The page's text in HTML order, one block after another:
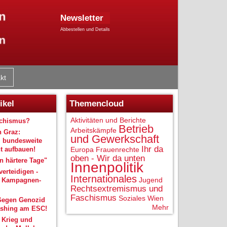
Newsletter
Abbestellen und Details
Graz:
bundesweite
aufbauen!
härtere Tage"
-
Genozid
am ESC!
und
Themencloud
Aktivitäten und Berichte
Arbeitskämpfe Betrieb
und Gewerkschaft
Europa Frauenrechte Ihr da
oben - Wir da unten
Innenpolitik
Internationales Jugend
Rechtsextremismus und
Faschismus Soziales Wien
Mehr